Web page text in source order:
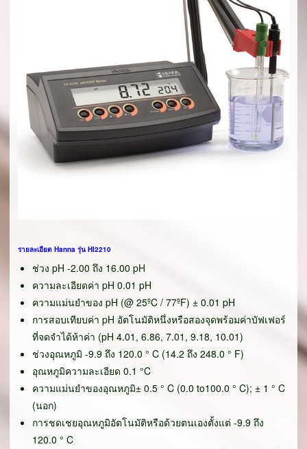
รายละเอียด Hanna รุ่น HI2210
ช่วง pH -2.00 ถึง 16.00 pH
ความละเอียดค่า pH 0.01 pH
ความแม่นยำของ pH (@ 25ºC / 77ºF) ± 0.01 pH
การสอบเทียบค่า pH อัตโนมัติหนึ่งหรือสองจุดพร้อมค่าบัฟเฟอร์
ที่จดจำได้ห้าค่า (pH 4.01, 6.86, 7.01, 9.18, 10.01)
ช่วงอุณหภูมิ -9.9 ถึง 120.0 ° C (14.2 ถึง 248.0 ° F)
อุณหภูมิความละเอียด 0.1 °C
ความแม่นยำของอุณหภูมิ± 0.5 ° C (0.0 to100.0 ° C); ± 1 ° C
(นอก)
การชดเชยอุณหภูมิอัตโนมัติหรือด้วยตนเองตั้งแต่ -9.9 ถึง
120.0 ° C